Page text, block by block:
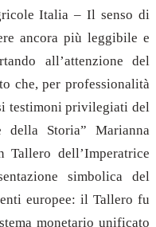
Italia – Il senso di
ancora più leggibile e
all’attenzione del
che, per professionalità
testimoni privilegiati del
della Storia” Marianna
Tallero dell’Imperatrice
simbolica del
europee: il Tallero fu
monetario unificato